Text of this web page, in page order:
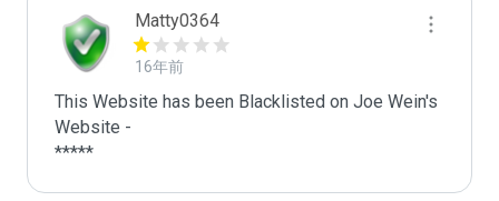
Matty0364
16年前
This Website has been Blacklisted on Joe Wein's
Website -